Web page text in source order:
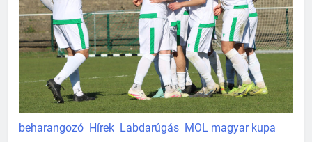
beharangozó Hírek Labdarúgás MOL magyar kupa